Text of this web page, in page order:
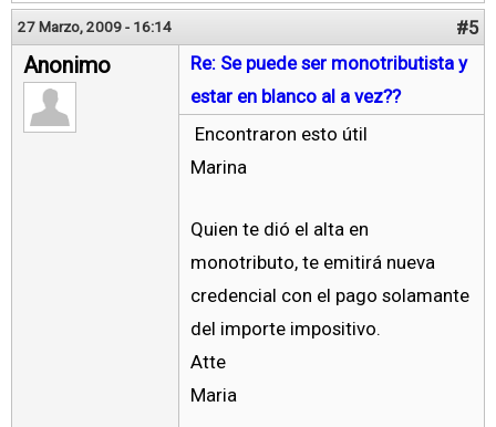
27 Marzo, 2009 - 16:14 #5
Anonimo
Re: Se puede ser monotributista y
estar en blanco al a vez??
Encontraron esto útil
Marina
Quien te dió el alta en
monotributo, te emitirá nueva
credencial con el pago solamante
del importe impositivo.
Atte
Maria